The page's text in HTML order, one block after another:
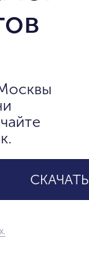
СКАЧАТЬ